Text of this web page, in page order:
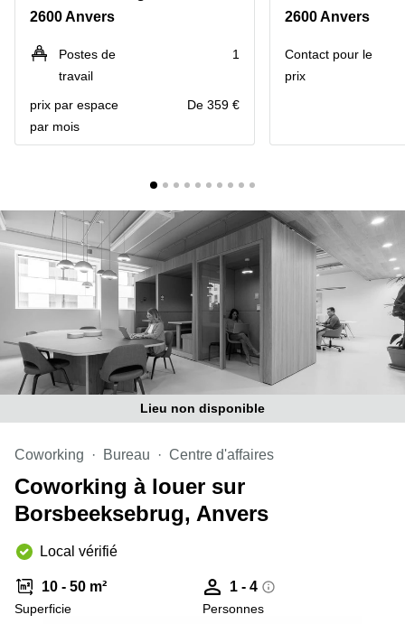
la
Neuve
Wavre
Centre
Anvers
Centre
d'affaires
Gand
Centre
Coworking
Ixelles
Coworking
Namur
Tournai
Salle de
conférence
2600 Anvers
Postes de
travail
1
prix par espace
par mois
De 359 €
2600 Anvers
Contact pour le
prix
Lieu non disponible
Coworking Bureau Centre d'affaires
Coworking à louer sur
Borsbeeksebrug, Anvers
Local vérifié
10 - 50 m²
Superficie
1 - 4
Personnes